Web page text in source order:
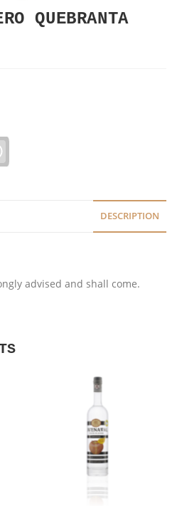
QUEBRANTA
a
DESCRIPTION
advised and shall come.